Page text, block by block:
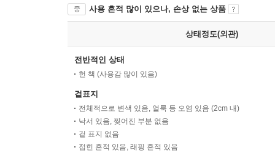
중 사용 흔적 많이 있으나, 손상 없는 상품
상태정도(외관)
전반적인 상태
헌 책 (사용감 많이 있음)
겉표지
전체적으로 변색 있음, 얼룩 등 오염 있음 (2cm 내)
낙서 있음, 찢어진 부분 없음
겉 표지 없음
접힌 흔적 있음, 래핑 흔적 있음